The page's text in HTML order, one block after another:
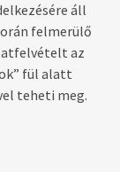
áll
felmerülő
az
fül alatt
teheti meg.